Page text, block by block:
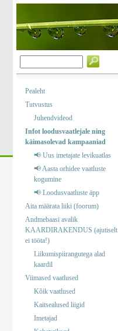
Pealeht
Tutvustus
Juhendvideod
Infot loodusvaatlejale ning
käimasolevad kampaaniad
📢 Uus imetajate levikuatlas
📢 Aasta orhidee vaatluste
kogumine
📢 Loodusvaatluste äpp
Aita määrata liiki (foorum)
Andmebaasi avalik
KAARDIRAKENDUS (ajutiselt
ei tööta!)
Liikumispiirangutega alad
kaardil
Viimased vaatlused
Kõik vaatlused
Kaitsealused liigid
Imetajad